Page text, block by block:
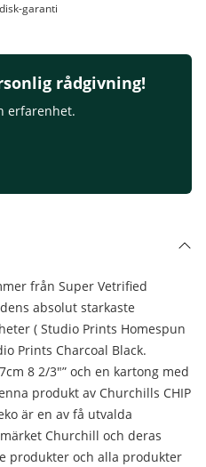
garanti
rådgivning!
erfarenhet.
från Super Vetrified
absolut starkaste
( Studio Prints Homespun
Prints Charcoal Black.
8 2/3″” och en kartong med
produkt av Churchills CHIP
är en av få utvalda
Churchill och deras
produkter och alla produkter